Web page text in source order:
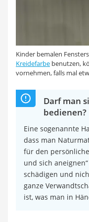
Kinder bemalen
Kreidefarbe benutzen,
vornehmen, falls mal
Darf man
bedienen?
Eine sogenannte
dass man
für den
und sich
schädigen und
ganze
ist, was man in